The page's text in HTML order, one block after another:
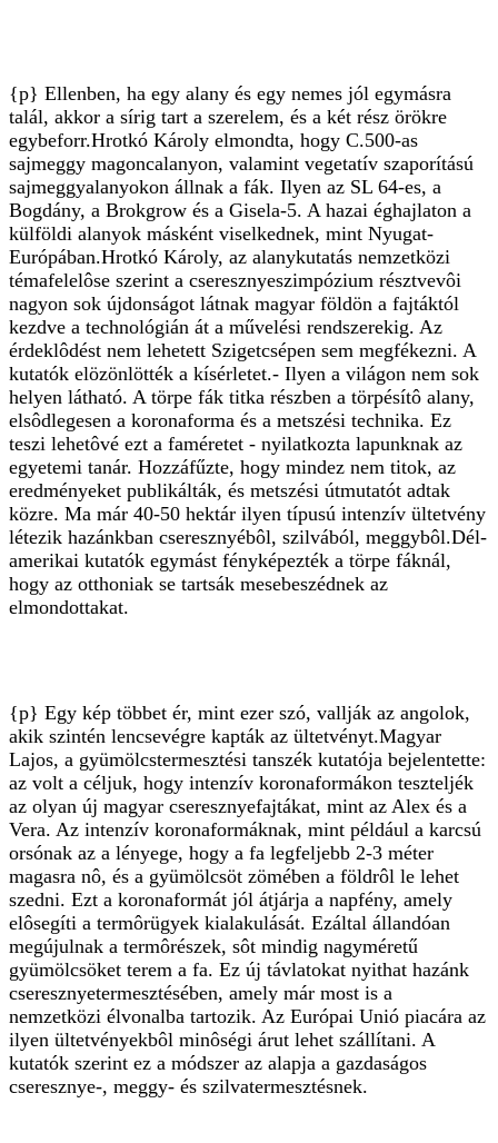
{p} Ellenben, ha egy alany és egy nemes jól egymásra
talál, akkor a sírig tart a szerelem, és a két rész örökre
egybeforr.Hrotkó Károly elmondta, hogy C.500-as
sajmeggy magoncalanyon, valamint vegetatív szaporítású
sajmeggyalanyokon állnak a fák. Ilyen az SL 64-es, a
Bogdány, a Brokgrow és a Gisela-5. A hazai éghajlaton a
külföldi alanyok másként viselkednek, mint Nyugat-
Európában.Hrotkó Károly, az alanykutatás nemzetközi
témafelelôse szerint a cseresznyeszimpózium résztvevôi
nagyon sok újdonságot látnak magyar földön a fajtáktól
kezdve a technológián át a művelési rendszerekig. Az
érdeklôdést nem lehetett Szigetcsépen sem megfékezni. A
kutatók elözönlötték a kísérletet.- Ilyen a világon nem sok
helyen látható. A törpe fák titka részben a törpésítô alany,
elsôdlegesen a koronaforma és a metszési technika. Ez
teszi lehetôvé ezt a faméretet - nyilatkozta lapunknak az
egyetemi tanár. Hozzáfűzte, hogy mindez nem titok, az
eredményeket publikálták, és metszési útmutatót adtak
közre. Ma már 40-50 hektár ilyen típusú intenzív ültetvény
létezik hazánkban cseresznyébôl, szilvából, meggybôl.Dél-
amerikai kutatók egymást fényképezték a törpe fáknál,
hogy az otthoniak se tartsák mesebeszédnek az
elmondottakat.
{p} Egy kép többet ér, mint ezer szó, vallják az angolok,
akik szintén lencsevégre kapták az ültetvényt.Magyar
Lajos, a gyümölcstermesztési tanszék kutatója bejelentette:
az volt a céljuk, hogy intenzív koronaformákon teszteljék
az olyan új magyar cseresznyefajtákat, mint az Alex és a
Vera. Az intenzív koronaformáknak, mint például a karcsú
orsónak az a lényege, hogy a fa legfeljebb 2-3 méter
magasra nô, és a gyümölcsöt zömében a földrôl le lehet
szedni. Ezt a koronaformát jól átjárja a napfény, amely
elôsegíti a termôrügyek kialakulását. Ezáltal állandóan
megújulnak a termôrészek, sôt mindig nagyméretű
gyümölcsöket terem a fa. Ez új távlatokat nyithat hazánk
cseresznyetermesztésében, amely már most is a
nemzetközi élvonalba tartozik. Az Európai Unió piacára az
ilyen ültetvényekbôl minôségi árut lehet szállítani. A
kutatók szerint ez a módszer az alapja a gazdaságos
cseresznye-, meggy- és szilvatermesztésnek.